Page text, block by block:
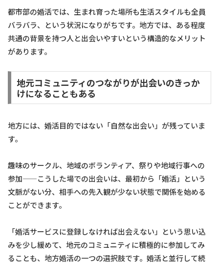
都市部の婚活では、生まれ育った場所も生活スタイルも全員
バラバラ、という状況になりがちです。地方では、ある程度
共通の背景を持つ人と出会いやすいという構造的なメリット
があります。
地元コミュニティのつながりが出会いのきっか
けになることもある
地方には、婚活目的ではない「自然な出会い」が残っていま
す。
趣味のサークル、地域のボランティア、祭りや地域行事への
参加——こうした場での出会いは、最初から「婚活」という
文脈がない分、相手への先入観が少ない状態で関係を始める
ことができます。
「婚活サービスに登録しなければ出会えない」という思い込
みを少し緩めて、地元のコミュニティに積極的に参加してみ
ることも、地方婚活の一つの選択肢です。婚活と並行して続